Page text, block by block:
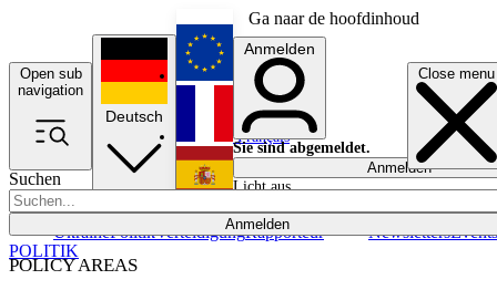
Ga naar de hoofdinhoud
Open sub
navigation
Close menu
Suchen
Anmelden
POLICY AREAS
UkrainePolitikVerteidigungRapporteur NewslettersEvents
Deutsch
English
Français
Anmelden
Sie sind abgemeldet.
Anmelden
Licht aus
POLITIK